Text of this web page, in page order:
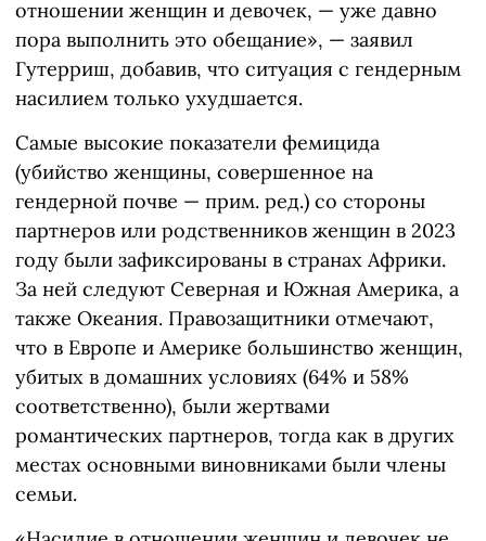
отношении женщин и девочек, — уже давно
пора выполнить это обещание», — заявил
Гутерриш, добавив, что ситуация с гендерным
насилием только ухудшается.
Самые высокие показатели фемицида
(убийство женщины, совершенное на
гендерной почве — прим. ред.) со стороны
партнеров или родственников женщин в 2023
году были зафиксированы в странах Африки.
За ней следуют Северная и Южная Америка, а
также Океания. Правозащитники отмечают,
что в Европе и Америке большинство женщин,
убитых в домашних условиях (64% и 58%
соответственно), были жертвами
романтических партнеров, тогда как в других
местах основными виновниками были члены
семьи.